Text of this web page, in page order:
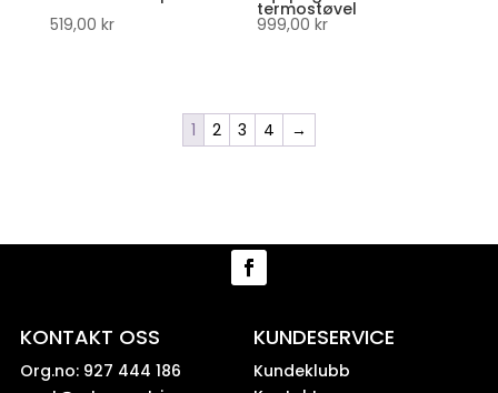
519,00 kr
termostøvel
999,00kr
1 2 3 4 →
KONTAKT OSS
Org.no: 927 444 186
KUNDESERVICE
Kundeklubb